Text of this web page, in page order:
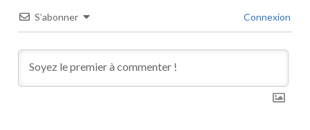
S’abonner Connexion